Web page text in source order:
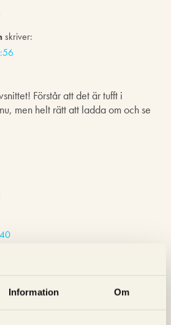
Information Om
skriver:
Förstår att det är tufft i
men helt rätt att ladda om och se
Nu blir det lyssna hela veckan😂
material, va grymt att få höra
sina seo kunskaper!
min första webshop på helt